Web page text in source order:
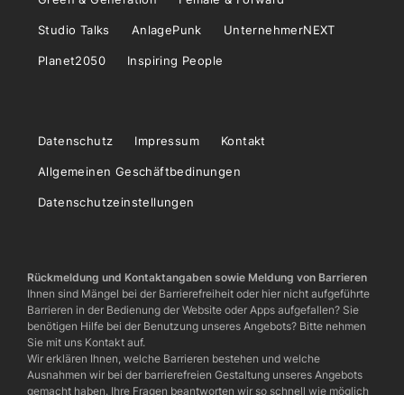
Studio Talks AnlagePunk UnternehmerNEXT
Planet2050 Inspiring People
Datenschutz Impressum Kontakt
Allgemeinen Geschäftbedinungen
Datenschutzeinstellungen
Rückmeldung und Kontaktangaben sowie Meldung von Barrieren
Ihnen sind Mängel bei der Barrierefreiheit oder hier nicht aufgeführte
Barrieren in der Bedienung der Website oder Apps aufgefallen? Sie
benötigen Hilfe bei der Benutzung unseres Angebots? Bitte nehmen
Sie mit uns Kontakt auf.
Wir erklären Ihnen, welche Barrieren bestehen und welche
Ausnahmen wir bei der barrierefreien Gestaltung unseres Angebots
gemacht haben. Ihre Fragen beantworten wir so schnell wie möglich